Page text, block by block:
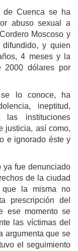
de Cuenca se ha
abuso sexual a
Moscoso y
y quien
4 meses y la
2000 dólares por
se lo conoce, ha
ineptitud,
instituciones
justicia, así como,
e ignorado éste y
ya fue denunciado
de la ciudad
que la misma no
prescripción del
ese momento se
las víctimas del
argumenta que se
el seguimiento